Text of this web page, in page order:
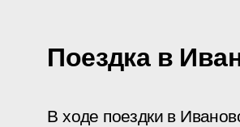
Поездка в
В ходе поездки в